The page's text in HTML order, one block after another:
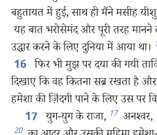
बहुतायत में हुई, साथ ही मैंने मसीह यीशु
यह बात भरोसेमंद और पूरी तरह मानने
उद्धार करने के लिए दुनिया में आया था।
16 फिर भी मुझ पर दया की गयी
दिखाए कि वह कितना सब्र रखता है
हमेशा की ज़िंदगी पाने के लिए उस पर
17 युग-युग के राजा, 17 अनश्‍वर,
20